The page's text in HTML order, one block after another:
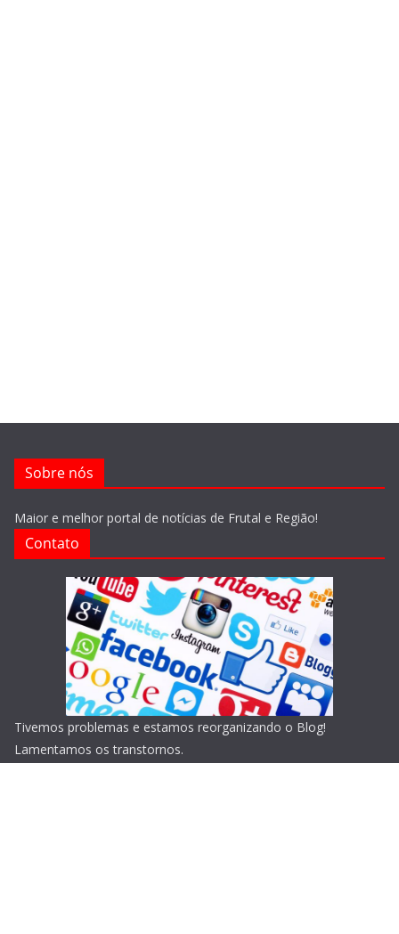
Sobre nós
Maior e melhor portal de notícias de Frutal e Região!
Contato
Tivemos problemas e estamos reorganizando o Blog!
Lamentamos os transtornos.